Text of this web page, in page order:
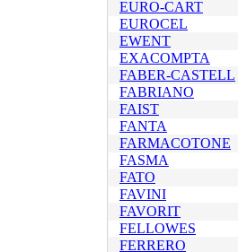
EURO-CART
EUROCEL
EWENT
EXACOMPTA
FABER-CASTELL
FABRIANO
FAIST
FANTA
FARMACOTONE
FASMA
FATO
FAVINI
FAVORIT
FELLOWES
FERRERO